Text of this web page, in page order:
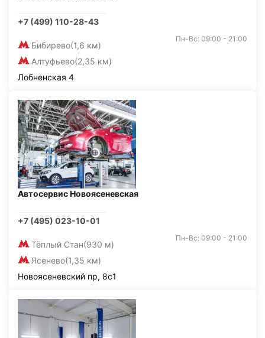
+7 (499) 110-28-43
Бибирево(1,6 км)
Алтуфьево(2,35 км)
Пн-Вс: 09:00 - 21:00
Лобненская 4
Автосервис Новоясеневская
+7 (495) 023-10-01
Тёплый Стан(930 м)
Ясенево(1,35 км)
Пн-Вс: 09:00 - 21:00
Новоясеневский пр, 8с1